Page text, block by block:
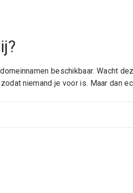
beschikbaar. Wacht
niemand je voor is. Maar dan